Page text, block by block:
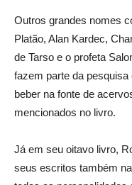
Outros grandes nomes
Platão, Alan Kardec,
de Tarso e o profeta
fazem parte da
beber na fonte de
mencionados no livro.
Já em seu oitavo livro,
seus escritos também